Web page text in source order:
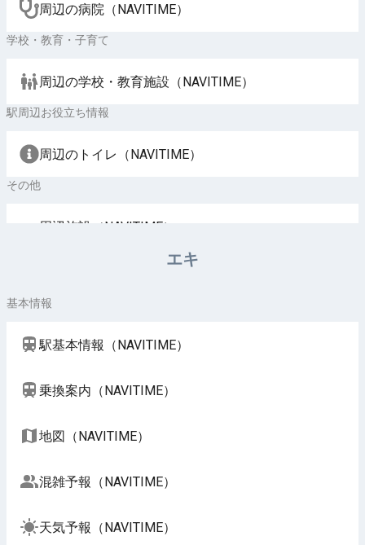
周辺の病院（NAVITIME）
学校・教育・子育て
周辺の学校・教育施設（NAVITIME）
駅周辺お役立ち情報
周辺のトイレ（NAVITIME）
その他
周辺施設（NAVITIME）
エキ
基本情報
駅基本情報（NAVITIME）
乗換案内（NAVITIME）
地図（NAVITIME）
混雑予報（NAVITIME）
天気予報（NAVITIME）